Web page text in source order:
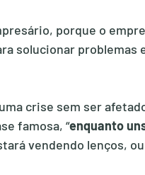
porque o
solucionar problemas
crise sem ser
famosa, “enquanto
vendendo lenços,